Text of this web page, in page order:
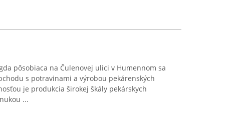
pôsobiaca na Čulenovej ulici v Humennom sa
s potravinami a výrobou pekárenských
je produkcia širokej škály pekárskych
...